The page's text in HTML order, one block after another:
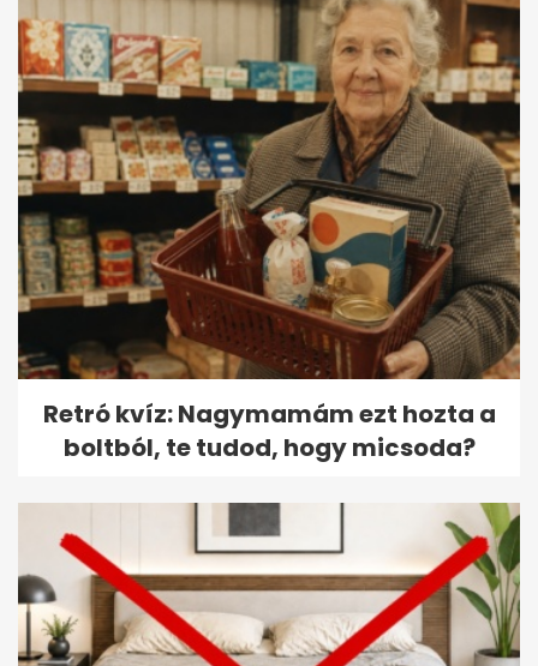
Retró kvíz: Nagymamám ezt hozta a
boltból, te tudod, hogy micsoda?